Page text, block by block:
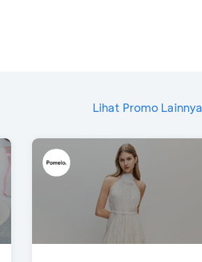
Lihat Promo Lainnya